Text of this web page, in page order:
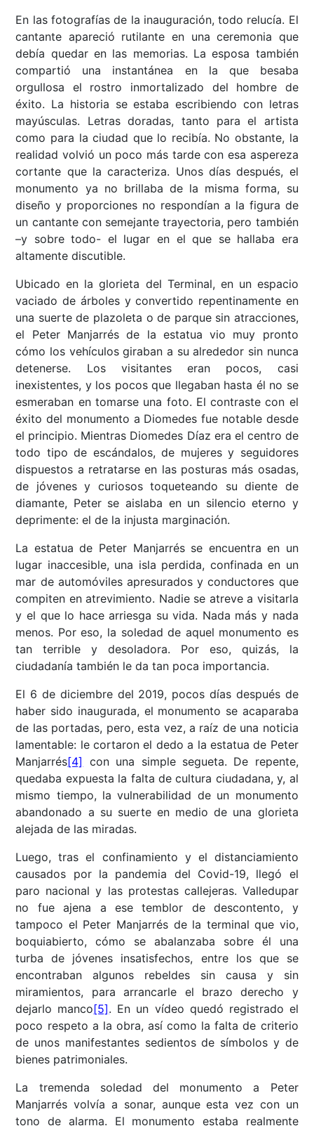
En las fotografías de la inauguración, todo relucía. El
cantante apareció rutilante en una ceremonia que
debía quedar en las memorias. La esposa también
compartió una instantánea en la que besaba
orgullosa el rostro inmortalizado del hombre de
éxito. La historia se estaba escribiendo con letras
mayúsculas. Letras doradas, tanto para el artista
como para la ciudad que lo recibía. No obstante, la
realidad volvió un poco más tarde con esa aspereza
cortante que la caracteriza. Unos días después, el
monumento ya no brillaba de la misma forma, su
diseño y proporciones no respondían a la figura de
un cantante con semejante trayectoria, pero también
–y sobre todo- el lugar en el que se hallaba era
altamente discutible.
Ubicado en la glorieta del Terminal, en un espacio
vaciado de árboles y convertido repentinamente en
una suerte de plazoleta o de parque sin atracciones,
el Peter Manjarrés de la estatua vio muy pronto
cómo los vehículos giraban a su alrededor sin nunca
detenerse. Los visitantes eran pocos, casi
inexistentes, y los pocos que llegaban hasta él no se
esmeraban en tomarse una foto. El contraste con el
éxito del monumento a Diomedes fue notable desde
el principio. Mientras Diomedes Díaz era el centro de
todo tipo de escándalos, de mujeres y seguidores
dispuestos a retratarse en las posturas más osadas,
de jóvenes y curiosos toqueteando su diente de
diamante, Peter se aislaba en un silencio eterno y
deprimente: el de la injusta marginación.
La estatua de Peter Manjarrés se encuentra en un
lugar inaccesible, una isla perdida, confinada en un
mar de automóviles apresurados y conductores que
compiten en atrevimiento. Nadie se atreve a visitarla
y el que lo hace arriesga su vida. Nada más y nada
menos. Por eso, la soledad de aquel monumento es
tan terrible y desoladora. Por eso, quizás, la
ciudadanía también le da tan poca importancia.
El 6 de diciembre del 2019, pocos días después de
haber sido inaugurada, el monumento se acaparaba
de las portadas, pero, esta vez, a raíz de una noticia
lamentable: le cortaron el dedo a la estatua de Peter
Manjarrés[4] con una simple segueta. De repente,
quedaba expuesta la falta de cultura ciudadana, y, al
mismo tiempo, la vulnerabilidad de un monumento
abandonado a su suerte en medio de una glorieta
alejada de las miradas.
Luego, tras el confinamiento y el distanciamiento
causados por la pandemia del Covid-19, llegó el
paro nacional y las protestas callejeras. Valledupar
no fue ajena a ese temblor de descontento, y
tampoco el Peter Manjarrés de la terminal que vio,
boquiabierto, cómo se abalanzaba sobre él una
turba de jóvenes insatisfechos, entre los que se
encontraban algunos rebeldes sin causa y sin
miramientos, para arrancarle el brazo derecho y
dejarlo manco[5]. En un vídeo quedó registrado el
poco respeto a la obra, así como la falta de criterio
de unos manifestantes sedientos de símbolos y de
bienes patrimoniales.
La tremenda soledad del monumento a Peter
Manjarrés volvía a sonar, aunque esta vez con un
tono de alarma. El monumento estaba realmente